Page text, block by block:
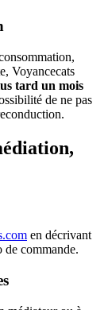
Voyancecats
tard un mois
de ne pas
en décrivant
de commande.